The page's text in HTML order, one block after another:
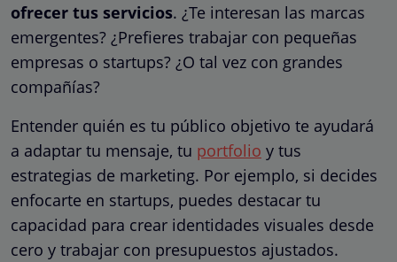
ofrecer tus servicios. ¿Te interesan las marcas
emergentes? ¿Prefieres trabajar con pequeñas
empresas o startups? ¿O tal vez con grandes
compañías?
Entender quién es tu público objetivo te ayudará
a adaptar tu mensaje, tu portfolio y tus
estrategias de marketing. Por ejemplo, si decides
enfocarte en startups, puedes destacar tu
capacidad para crear identidades visuales desde
cero y trabajar con presupuestos ajustados.